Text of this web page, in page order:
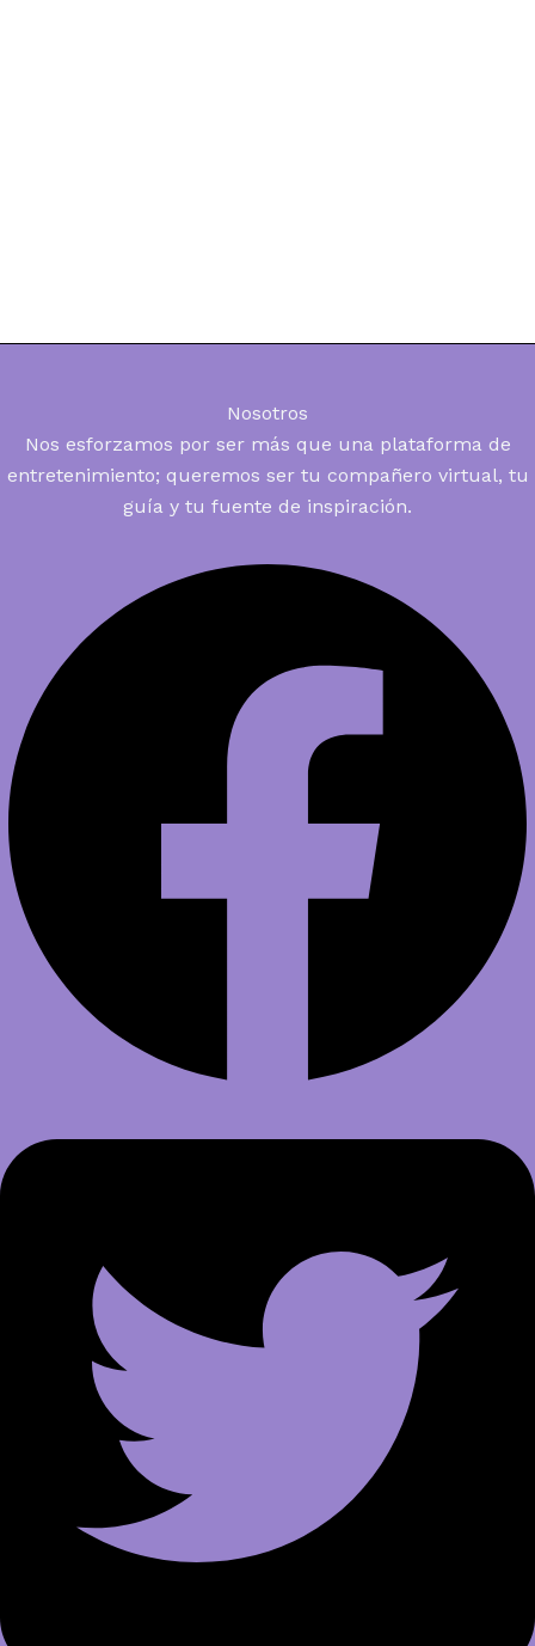
Nosotros
Nos esforzamos por ser más que una plataforma de
entretenimiento; queremos ser tu compañero virtual, tu
guía y tu fuente de inspiración.